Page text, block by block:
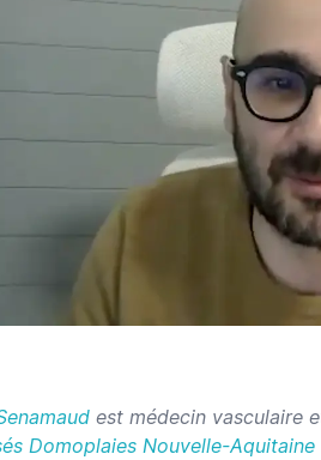
est médecin vasculaire
Domoplaies Nouvelle-Aquitaine